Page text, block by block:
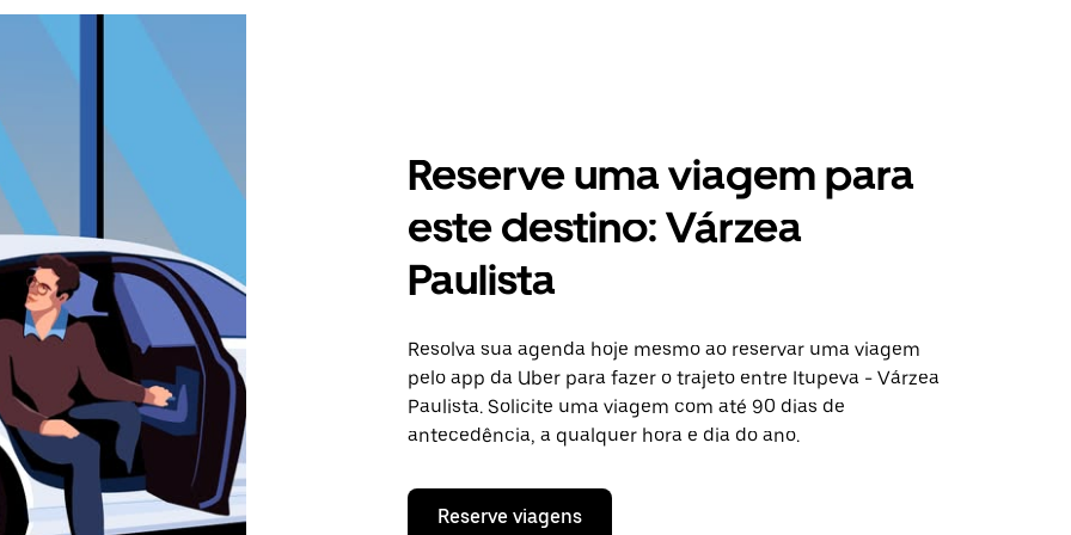
Reserve uma viagem para
este destino: Várzea
Paulista
Resolva sua agenda hoje mesmo ao reservar uma viagem
pelo app da Uber para fazer o trajeto entre Itupeva - Várzea
Paulista. Solicite uma viagem com até 90 dias de
antecedência, a qualquer hora e dia do ano.
Reserve viagens